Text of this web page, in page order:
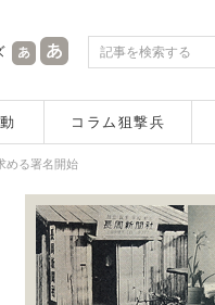
コラム狙撃兵
める署名開始